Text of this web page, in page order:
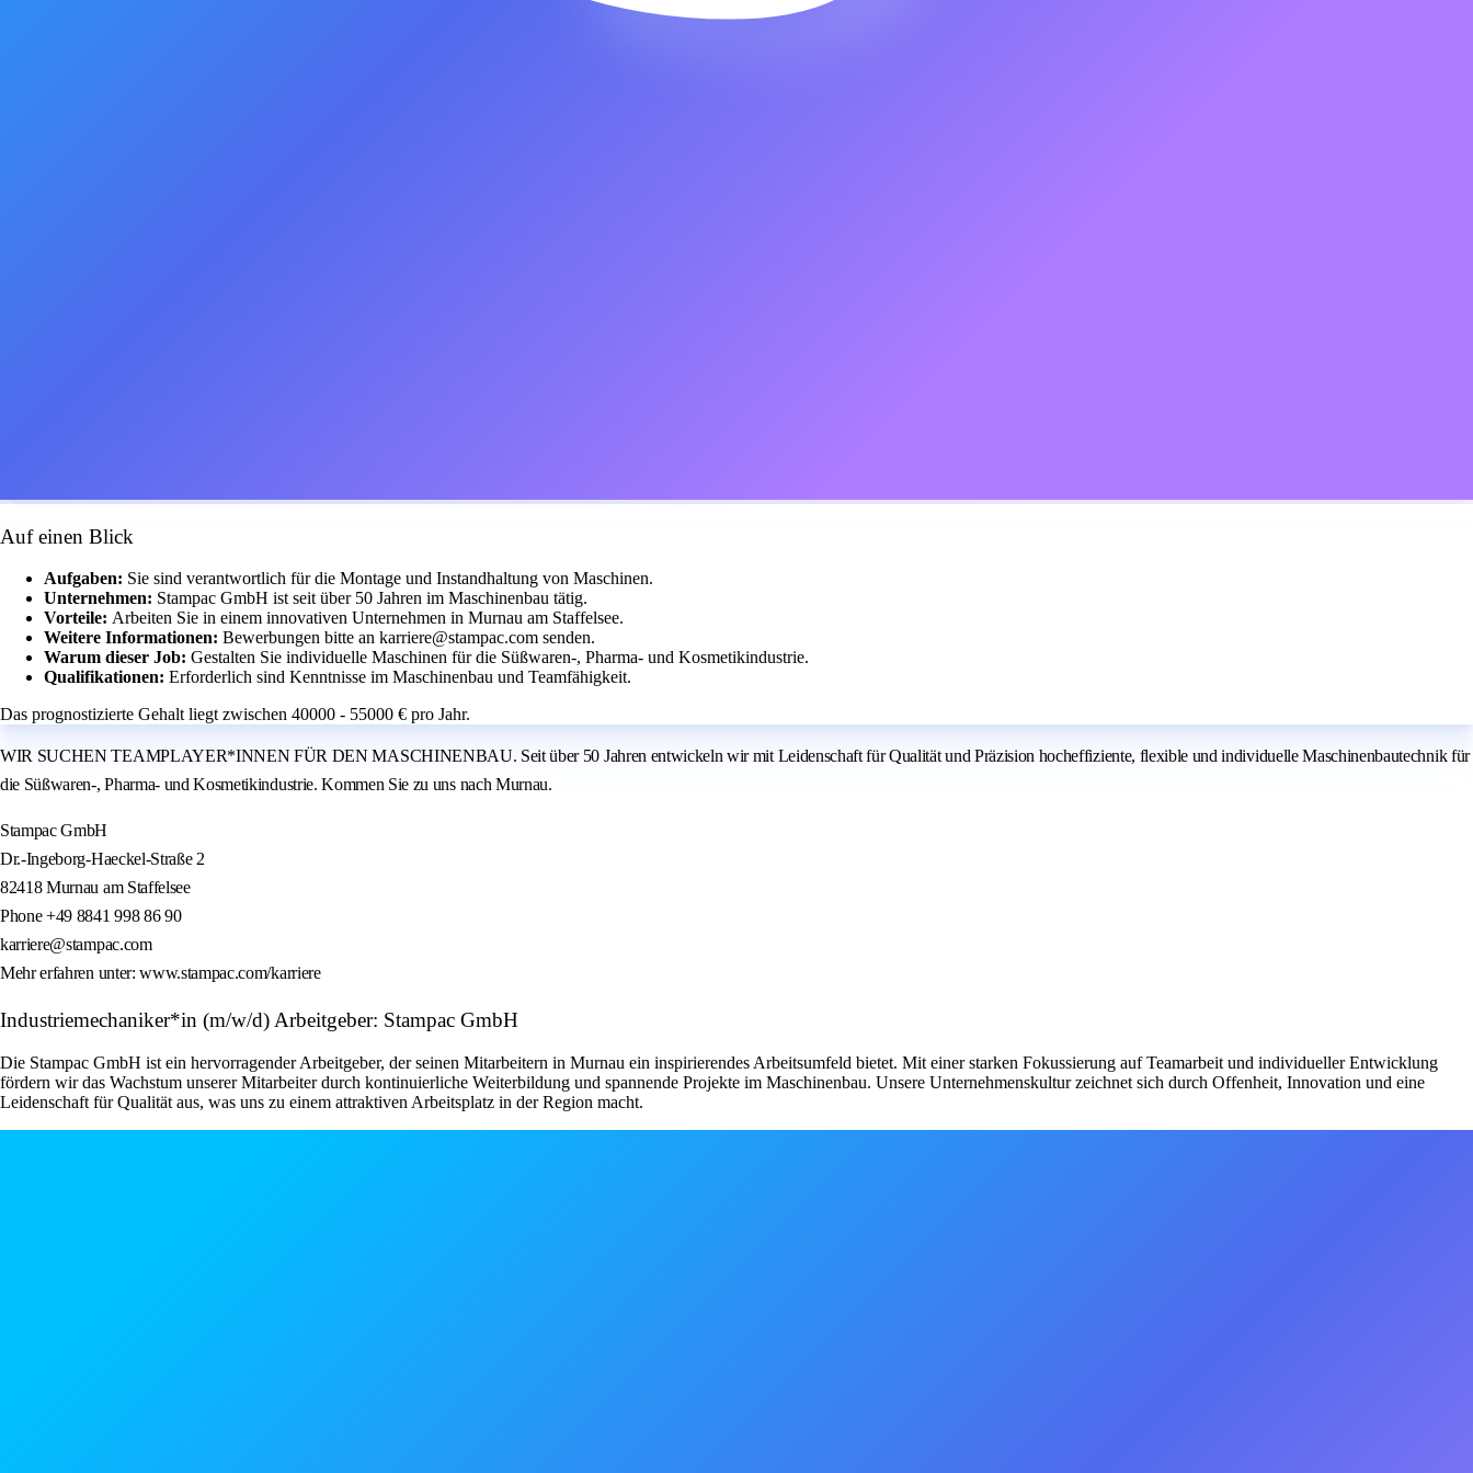
Auf einen Blick
Aufgaben: Sie sind verantwortlich für die Montage und Instandhaltung von Maschinen.
Unternehmen: Stampac GmbH ist seit über 50 Jahren im Maschinenbau tätig.
Vorteile: Arbeiten Sie in einem innovativen Unternehmen in Murnau am Staffelsee.
Weitere Informationen: Bewerbungen bitte an karriere@stampac.com senden.
Warum dieser Job: Gestalten Sie individuelle Maschinen für die Süßwaren-, Pharma- und Kosmetikindustrie.
Qualifikationen: Erforderlich sind Kenntnisse im Maschinenbau und Teamfähigkeit.
Das prognostizierte Gehalt liegt zwischen 40000 - 55000 € pro Jahr.
WIR SUCHEN TEAMPLAYER*INNEN FÜR DEN MASCHINENBAU. Seit über 50 Jahren entwickeln wir mit Leidenschaft für Qualität und Präzision hocheffiziente, flexible und individuelle Maschinenbautechnik für
die Süßwaren-, Pharma- und Kosmetikindustrie. Kommen Sie zu uns nach Murnau.
Stampac GmbH
Dr.-Ingeborg-Haeckel-Straße 2
82418 Murnau am Staffelsee
Phone +49 8841 998 86 90
karriere@stampac.com
Mehr erfahren unter: www.stampac.com/karriere
Industriemechaniker*in (m/w/d) Arbeitgeber: Stampac GmbH
Die Stampac GmbH ist ein hervorragender Arbeitgeber, der seinen Mitarbeitern in Murnau ein inspirierendes Arbeitsumfeld bietet. Mit einer starken Fokussierung auf Teamarbeit und individueller Entwicklung
fördern wir das Wachstum unserer Mitarbeiter durch kontinuierliche Weiterbildung und spannende Projekte im Maschinenbau. Unsere Unternehmenskultur zeichnet sich durch Offenheit, Innovation und eine
Leidenschaft für Qualität aus, was uns zu einem attraktiven Arbeitsplatz in der Region macht.